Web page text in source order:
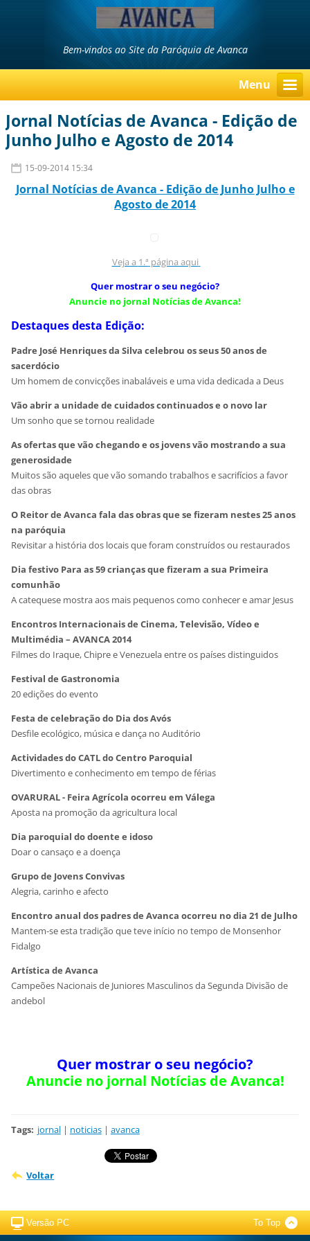
Bem-vindos ao Site da Paróquia de Avanca
Menu
Jornal Notícias de Avanca - Edição de
Junho Julho e Agosto de 2014
15-09-2014 15:34
Jornal Notícias de Avanca - Edição de Junho Julho e
Agosto de 2014
Veja a 1.ª página aqui
Quer mostrar o seu negócio?
Anuncie no jornal Notícias de Avanca!
Destaques desta Edição:
Padre José Henriques da Silva celebrou os seus 50 anos de
sacerdócio
Um homem de convicções inabaláveis e uma vida dedicada a Deus
Vão abrir a unidade de cuidados continuados e o novo lar
Um sonho que se tornou realidade
As ofertas que vão chegando e os jovens vão mostrando a sua
generosidade
Muitos são aqueles que vão somando trabalhos e sacrifícios a favor
das obras
O Reitor de Avanca fala das obras que se fizeram nestes 25 anos
na paróquia
Revisitar a história dos locais que foram construídos ou restaurados
Dia festivo Para as 59 crianças que fizeram a sua Primeira
comunhão
A catequese mostra aos mais pequenos como conhecer e amar Jesus
Encontros Internacionais de Cinema, Televisão, Vídeo e
Multimédia – AVANCA 2014
Filmes do Iraque, Chipre e Venezuela entre os países distinguidos
Festival de Gastronomia
20 edições do evento
Festa de celebração do Dia dos Avós
Desfile ecológico, música e dança no Auditório
Actividades do CATL do Centro Paroquial
Divertimento e conhecimento em tempo de férias
OVARURAL - Feira Agrícola ocorreu em Válega
Aposta na promoção da agricultura local
Dia paroquial do doente e idoso
Doar o cansaço e a doença
Grupo de Jovens Convivas
Alegria, carinho e afecto
Encontro anual dos padres de Avanca ocorreu no dia 21 de Julho
Mantem-se esta tradição que teve início no tempo de Monsenhor
Fidalgo
Artística de Avanca
Campeões Nacionais de Juniores Masculinos da Segunda Divisão de
andebol
Quer mostrar o seu negócio?
Anuncie no jornal Notícias de Avanca!
Tags: jornal | noticias | avanca
Voltar
Versão PC To Top